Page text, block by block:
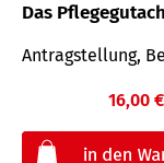
Das
Antragstellung,
16,00 €